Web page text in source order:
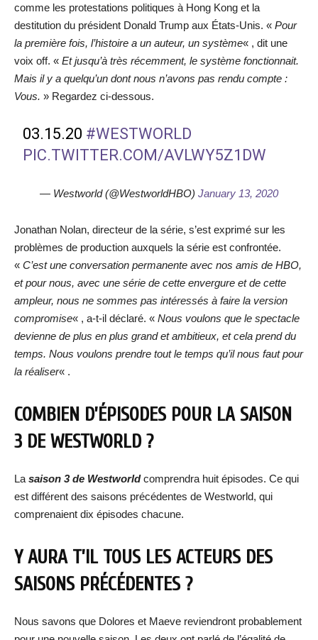
comme les protestations politiques à Hong Kong et la
destitution du président Donald Trump aux États-Unis. « Pour
la première fois, l’histoire a un auteur, un système« , dit une
voix off. « Et jusqu’à très récemment, le système fonctionnait.
Mais il y a quelqu’un dont nous n’avons pas rendu compte :
Vous. » Regardez ci-dessous.
03.15.20 #WESTWORLD
PIC.TWITTER.COM/AVLWY5Z1DW
— Westworld (@WestworldHBO) January 13, 2020
Jonathan Nolan, directeur de la série, s’est exprimé sur les
problèmes de production auxquels la série est confrontée.
« C’est une conversation permanente avec nos amis de HBO,
et pour nous, avec une série de cette envergure et de cette
ampleur, nous ne sommes pas intéressés à faire la version
compromise« , a-t-il déclaré. « Nous voulons que le spectacle
devienne de plus en plus grand et ambitieux, et cela prend du
temps. Nous voulons prendre tout le temps qu’il nous faut pour
la réaliser« .
COMBIEN D’ÉPISODES POUR LA SAISON
3 DE WESTWORLD ?
La saison 3 de Westworldcomprendra huit épisodes. Ce qui
est différent des saisons précédentes de Westworld, qui
comprenaient dix épisodes chacune.
Y AURA T’IL TOUS LES ACTEURS DES
SAISONS PRÉCÉDENTES ?
Nous savons que Dolores et Maeve reviendront probablement